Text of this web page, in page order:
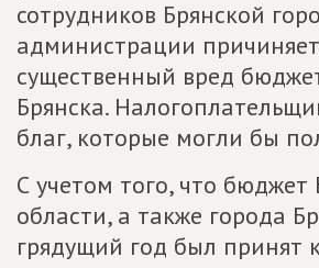
сотрудников Брянской
администрации
существенный вред
Брянска.
благ, которые могли бы
С учетом того, что бюджет
области, а также города
грядущий год был принят